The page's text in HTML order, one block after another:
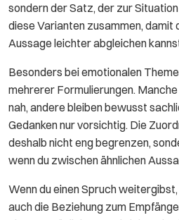
sondern der Satz, der zur
diese Varianten zusammen, damit
Aussage leichter abgleichen
Besonders bei emotionalen
mehrerer Formulierungen.
nah, andere bleiben bewusst
Gedanken nur vorsichtig. Die
deshalb nicht eng begrenzen,
wenn du zwischen ähnlichen
Wenn du einen Spruch
auch die Beziehung zum